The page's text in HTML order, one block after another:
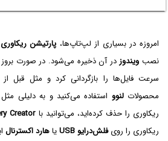
امروزه در بسیاری از لپ‌تاپ‌ها، پارتیشن ریکاوری
نصب ویندوز در آن ذخیره می‌شود. در صورت
سرعت فایل‌ها را بازگردانی کرد و مثل قبل
محصولاتلنوو استفاده می‌کنید و به دلیلی
ریکاوری را حذف کرده‌اید، می‌توانید باCreator
ریکاوری را رویفلش‌درایو USB‌ یاهارد اکسترنال